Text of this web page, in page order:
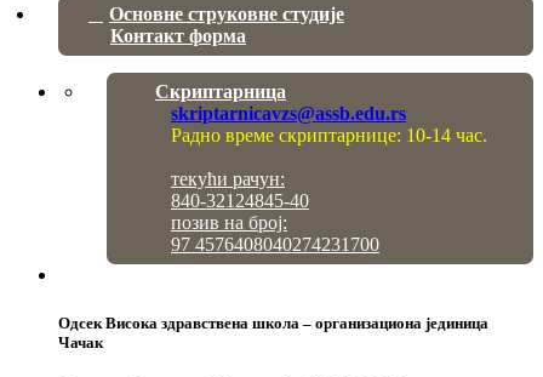
Основне струковне студије
Контакт форма
Скриптарница
skriptarnicavzs@assb.edu.rs
Радно време скриптарнице: 10-14 час.
текући рачун:
840-32124845-40
позив на број:
97 4576408040274231700
Одсек Висока здравствена школа – организациона јединица
Чачак